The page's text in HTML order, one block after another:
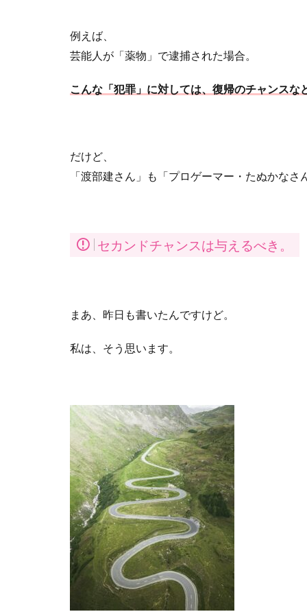
例えば、
芸能人が「薬物」で逮捕された場合。
こんな「犯罪」に対しては、復帰のチャンス
だけど、
「渡部建さん」も「プロゲーマー・たぬかな
セカンドチャンスは与えるべき。
まあ、昨日も書いたんですけど。
私は、そう思います。